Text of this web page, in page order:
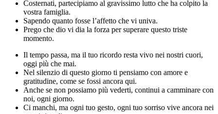
Costernati, partecipiamo al gravissimo lutto che ha colpito la
vostra famiglia.
Sapendo quanto fosse l’affetto che vi univa.
Prego che dio vi dia la forza per superare questo triste
momento.
Il tempo passa, ma il tuo ricordo resta vivo nei nostri cuori,
oggi più che mai.
Nel silenzio di questo giorno ti pensiamo con amore e
gratitudine, come se fossi ancora qui.
Anche se non possiamo più vederti, continui a camminare con
noi, ogni giorno.
Ci manchi, ma ogni tuo gesto, ogni tuo sorriso vive ancora nei